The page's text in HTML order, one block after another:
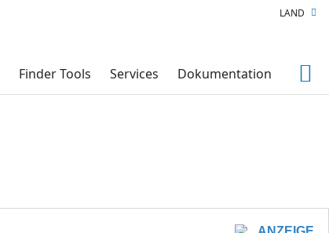
Finder Tools Services Dokumentation
LAND